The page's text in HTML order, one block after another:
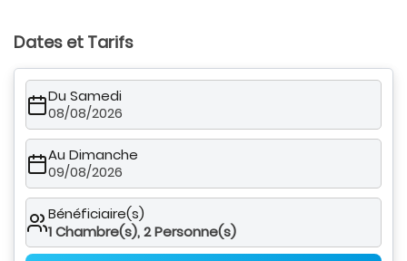
Dates et Tarifs
Du Samedi
08/08/2026
Au Dimanche
09/08/2026
Bénéficiaire(s)
1Chambre(s),2Personne(s)